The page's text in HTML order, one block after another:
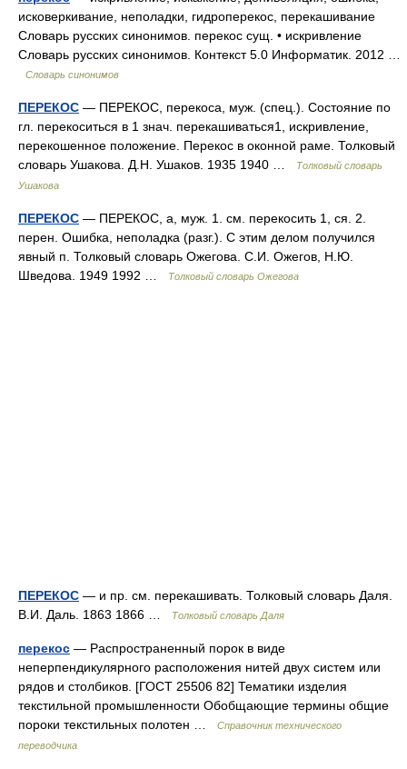
исковеркивание, неполадки, гидроперекос, перекашивание
Словарь русских синонимов. перекос сущ. • искривление
Словарь русских синонимов. Контекст 5.0 Информатик. 2012 …
Словарь синонимов
ПЕРЕКОС — ПЕРЕКОС, перекоса, муж. (спец.). Состояние по
гл. перекоситься в 1 знач. перекашиваться1, искривление,
перекошенное положение. Перекос в оконной раме. Толковый
словарь Ушакова. Д.Н. Ушаков. 1935 1940 …
Толковый словарь
Ушакова
ПЕРЕКОС — ПЕРЕКОС, а, муж. 1. см. перекосить 1, ся. 2.
перен. Ошибка, неполадка (разг.). С этим делом получился
явный п. Толковый словарь Ожегова. С.И. Ожегов, Н.Ю.
Шведова. 1949 1992 …
Толковый словарь Ожегова
ПЕРЕКОС — и пр. см. перекашивать. Толковый словарь Даля.
В.И. Даль. 1863 1866 …
Толковый словарь Даля
перекос — Распространенный порок в виде
неперпендикулярного расположения нитей двух систем или
рядов и столбиков. [ГОСТ 25506 82] Тематики изделия
текстильной промышленности Обобщающие термины общие
пороки текстильных полотен …
Справочник технического
переводчика